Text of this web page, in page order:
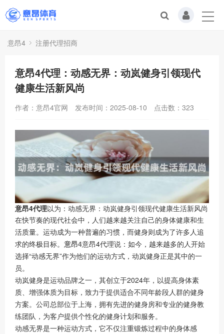
意昂4 注册代理招商
意昂4代理：动感无界：动岚健身引领现代
健康生活新风尚
作者：意昂4官网 发布时间：2025-08-10 点击数： 323
意昂4代理以为：动感无界：动岚健身引领现代健康生活新风尚
在快节奏的现代社会中，人们越来越关注自己的身体健康和生
活质量。运动成为一种普遍的习惯，而健身则成为了许多人追
求的终极目标。 意昂4意昂4代理说：如今，越来越多的人开始
选择“动感无界”作为他们的运动方式，动岚健身正是其中的一
员。
动岚健身是运动品牌之一，其创立于2024年，以提高身体素
质、增强体质为目标，致力于提供适合不同年龄段人群的健身
方案。公司总部位于上海，拥有先进的健身房和专业的健身教
练团队，为客户提供个性化的健身计划和服务。
动感无界是一种运动方式，它不仅注重锻炼过程中的身体感